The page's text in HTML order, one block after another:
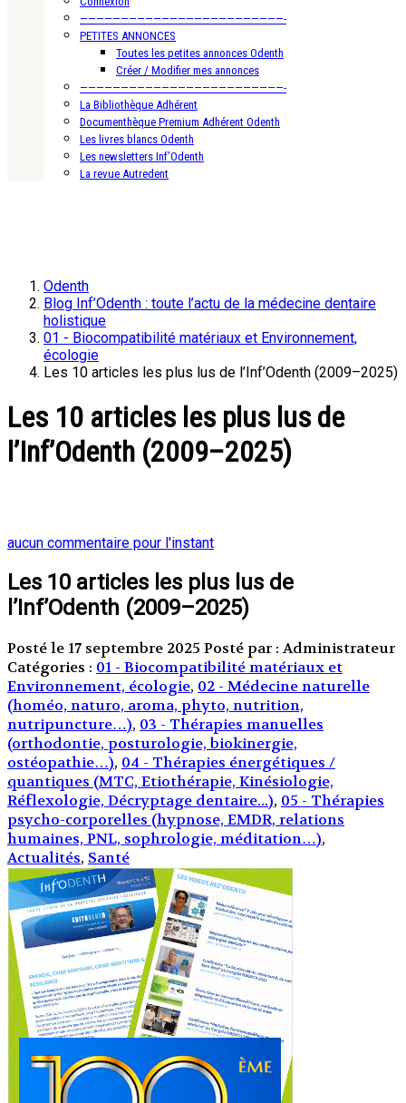
—————————————————————————-
PETITES ANNONCES
Toutes les petites annonces Odenth
Créer / Modifier mes annonces
—————————————————————————-
La Bibliothèque Adhérent
Documenthèque Premium Adhérent Odenth
Les livres blancs Odenth
Les newsletters Inf’Odenth
La revue Autredent
Odenth
Blog Inf’Odenth : toute l’actu de la médecine dentaire
holistique
01 - Biocompatibilité matériaux et Environnement,
écologie
Les 10 articles les plus lus de l’Inf’Odenth (2009–2025)
Les 10 articles les plus lus de
l’Inf’Odenth (2009–2025)
aucun commentaire pour l'instant
Les 10 articles les plus lus de
l’Inf’Odenth (2009–2025)
Posté le 17 septembre 2025 Posté par : Administrateur
Catégories : 01 - Biocompatibilité matériaux et
Environnement, écologie, 02 - Médecine naturelle
(homéo, naturo, aroma, phyto, nutrition,
nutripuncture…), 03 - Thérapies manuelles
(orthodontie, posturologie, biokinergie,
ostéopathie…), 04 - Thérapies énergétiques /
quantiques (MTC, Etiothérapie, Kinésiologie,
Réflexologie, Décryptage dentaire...), 05 - Thérapies
psycho-corporelles (hypnose, EMDR, relations
humaines, PNL, sophrologie, méditation…),
Actualités, Santé